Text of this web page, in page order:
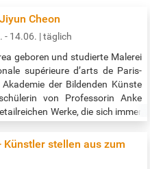
Cheon
- 14.06. | täglich
geboren und studierte Malerei
supérieure d’arts de Paris-
der Bildenden Künste
von Professorin Anke
Werke, die sich immer
in München, Dresden,
stellen aus zum